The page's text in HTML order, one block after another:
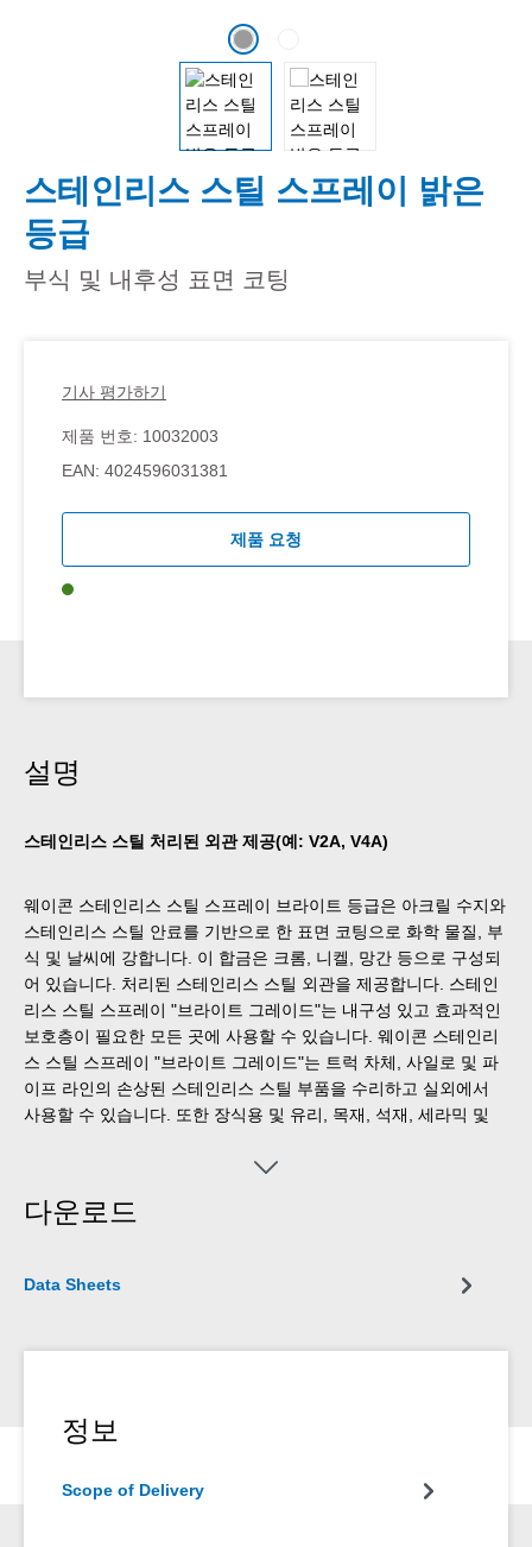
스테인리스 스틸 스프레이 밝은
등급
부식 및 내후성 표면 코팅
기사 평가하기
제품 번호: 10032003
EAN: 4024596031381
제품 요청
설명
스테인리스 스틸 처리된 외관 제공(예: V2A, V4A)
웨이콘 스테인리스 스틸 스프레이 브라이트 등급은 아크릴 수지와
스테인리스 스틸 안료를 기반으로 한 표면 코팅으로 화학 물질, 부
식 및 날씨에 강합니다. 이 합금은 크롬, 니켈, 망간 등으로 구성되
어 있습니다. 처리된 스테인리스 스틸 외관을 제공합니다. 스테인
리스 스틸 스프레이 "브라이트 그레이드"는 내구성 있고 효과적인
보호층이 필요한 모든 곳에 사용할 수 있습니다. 웨이콘 스테인리
스 스틸 스프레이 "브라이트 그레이드"는 트럭 차체, 사일로 및 파
이프 라인의 손상된 스테인리스 스틸 부품을 수리하고 실외에서
사용할 수 있습니다. 또한 장식용 및 유리, 목재, 석재, 세라믹 및
다운로드
Data Sheets
정보
Scope of Delivery